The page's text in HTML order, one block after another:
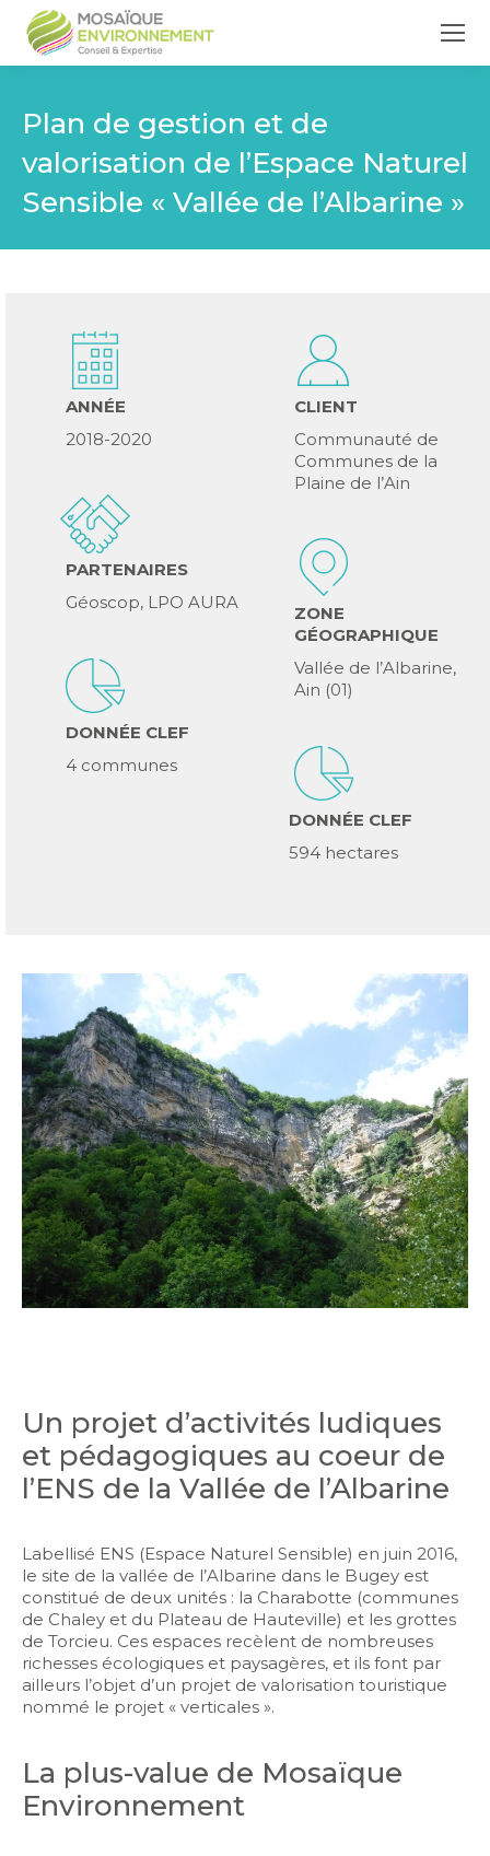
Plan de gestion et de
valorisation de l’Espace Naturel
Sensible « Vallée de l’Albarine »
ANNÉE
2018-2020
PARTENAIRES
Géoscop, LPO AURA
DONNÉE CLEF
4 communes
CLIENT
Communauté de
Communes de la
Plaine de l’Ain
ZONE
GÉOGRAPHIQUE
Vallée de l’Albarine,
Ain (01)
DONNÉE CLEF
594 hectares
Un projet d’activités ludiques
et pédagogiques au coeur de
l’ENS de la Vallée de l’Albarine
Labellisé ENS (Espace Naturel Sensible) en juin 2016,
le site de la vallée de l’Albarine dans le Bugey est
constitué de deux unités : la Charabotte (communes
de Chaley et du Plateau de Hauteville) et les grottes
de Torcieu. Ces espaces recèlent de nombreuses
richesses écologiques et paysagères, et ils font par
ailleurs l’objet d’un projet de valorisation touristique
nommé le projet « verticales ».
La plus-value de Mosaïque
Environnement